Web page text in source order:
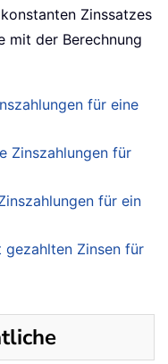
Zinssatzes
mit der Berechnung
für eine
Zinszahlungen für
für ein
gezahlten Zinsen für